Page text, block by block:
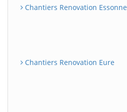
Chantiers Renovation Essonne
Chantiers Renovation Eure